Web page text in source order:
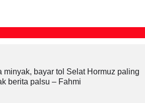
minyak, bayar tol Selat Hormuz paling
berita palsu – Fahmi